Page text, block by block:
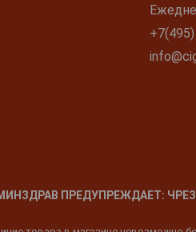
ПРЕДУПРЕЖДАЕТ: